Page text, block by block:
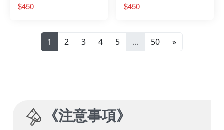
Grandista 孫悟空Ⅳ
$450
Grandista 孫悟空Ⅳ
$450
1 2 3 4 5 ... 50 »
《注意事項》